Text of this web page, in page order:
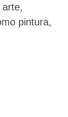
pintura,